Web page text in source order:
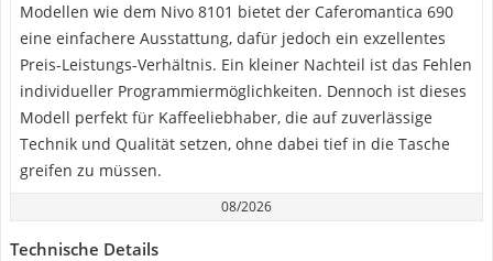
Modellen wie dem Nivo 8101 bietet der Caferomantica 690
eine einfachere Ausstattung, dafür jedoch ein exzellentes
Preis-Leistungs-Verhältnis. Ein kleiner Nachteil ist das Fehlen
individueller Programmiermöglichkeiten. Dennoch ist dieses
Modell perfekt für Kaffeeliebhaber, die auf zuverlässige
Technik und Qualität setzen, ohne dabei tief in die Tasche
greifen zu müssen.
08/2026
Technische Details